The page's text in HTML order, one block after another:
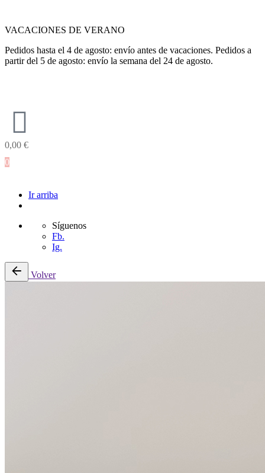
VACACIONES DE VERANO
Pedidos hasta el 4 de agosto: envío antes de vacaciones. Pedidos a
partir del 5 de agosto: envío la semana del 24 de agosto.
0,00 €
0
Ir arriba
Síguenos
Fb.
Ig.
Volver